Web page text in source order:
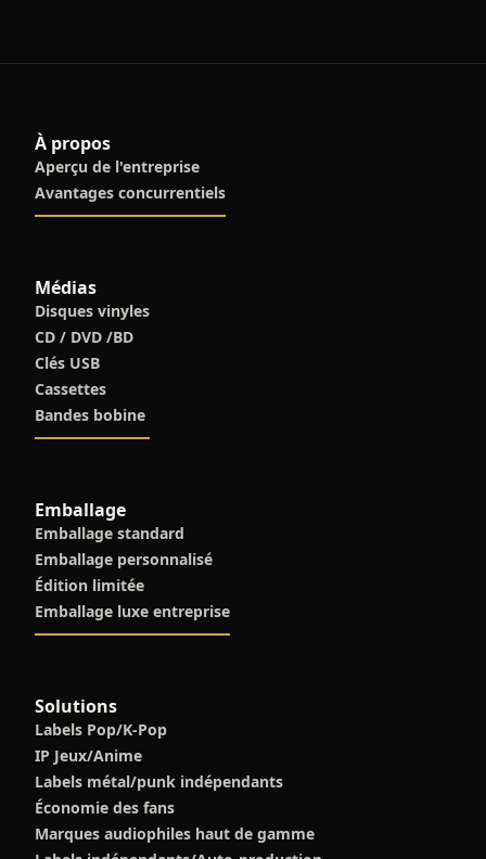
À propos
Aperçu de l'entreprise
Avantages concurrentiels
Médias
Disques vinyles
CD / DVD /BD
Clés USB
Cassettes
Bandes bobine
Emballage
Emballage standard
Emballage personnalisé
Édition limitée
Emballage luxe entreprise
Solutions
Labels Pop/K-Pop
IP Jeux/Anime
Labels métal/punk indépendants
Économie des fans
Marques audiophiles haut de gamme